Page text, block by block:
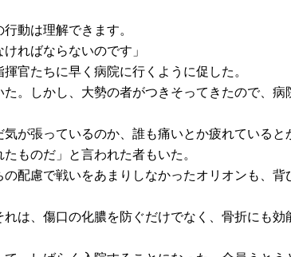
動は理解できます。
ればならないのです」
官たちに早く病院に行くように促した。
。しかし、大勢の者がつきそってきたので、病
が張っているのか、誰も痛いとか疲れていると
ものだ」と言われた者もいた。
配慮で戦いをあまりしなかったオリオンも、背
は、傷口の化膿を防ぐだけでなく、骨折にも効